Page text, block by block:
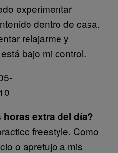
experimentar
dentro de casa.
relajarme y
bajo mi control.
extra del día?
freestyle. Como
o apretujo a mis